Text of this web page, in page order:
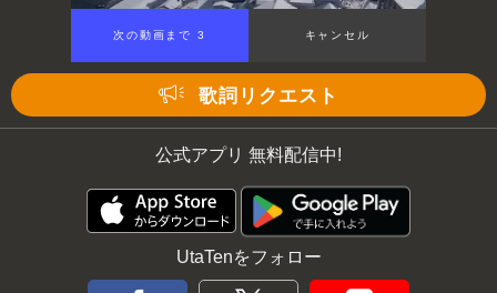
次の動画まで 3 キャンセル
歌詞リクエスト
公式アプリ 無料配信中!
UtaTenをフォロー